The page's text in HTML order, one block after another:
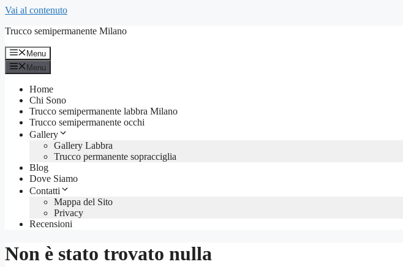
Vai al contenuto
Trucco semipermanente Milano
Menu
Menu
Home
Chi Sono
Trucco semipermanente labbra Milano
Trucco semipermanente occhi
Gallery
Gallery Labbra
Trucco permanente sopracciglia
Blog
Dove Siamo
Contatti
Mappa del Sito
Privacy
Recensioni
Non è stato trovato nulla